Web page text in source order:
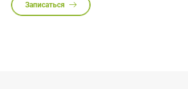
Записаться